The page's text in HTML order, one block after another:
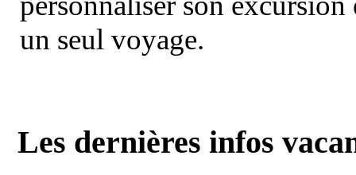
un seul voyage.
Les dernières infos